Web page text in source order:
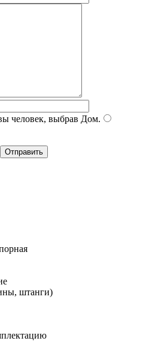
человек, выбрав Дом.
штанги)